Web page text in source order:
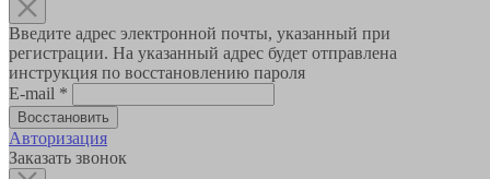
Введите адрес электронной почты, указанный при
регистрации. На указанный адрес будет отправлена
инструкция по восстановлению пароля
E-mail *
Авторизация
Заказать звонок